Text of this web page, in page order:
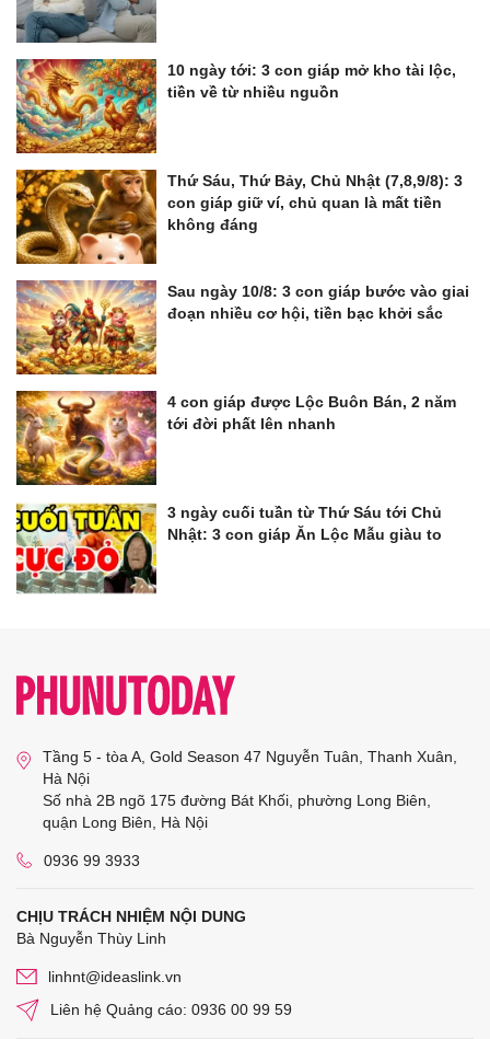
10 ngày tới: 3 con giáp mở kho tài lộc,
tiền về từ nhiều nguồn
Thứ Sáu, Thứ Bảy, Chủ Nhật (7,8,9/8): 3
con giáp giữ ví, chủ quan là mất tiền
không đáng
Sau ngày 10/8: 3 con giáp bước vào giai
đoạn nhiều cơ hội, tiền bạc khởi sắc
4 con giáp được Lộc Buôn Bán, 2 năm
tới đời phất lên nhanh
3 ngày cuối tuần từ Thứ Sáu tới Chủ
Nhật: 3 con giáp Ăn Lộc Mẫu giàu to
Tầng 5 - tòa A, Gold Season 47 Nguyễn Tuân, Thanh Xuân,
Hà Nội
Số nhà 2B ngõ 175 đường Bát Khối, phường Long Biên,
quận Long Biên, Hà Nội
0936 99 3933
CHỊU TRÁCH NHIỆM NỘI DUNG
Bà Nguyễn Thùy Linh
linhnt@ideaslink.vn
Liên hệ Quảng cáo: 0936 00 99 59